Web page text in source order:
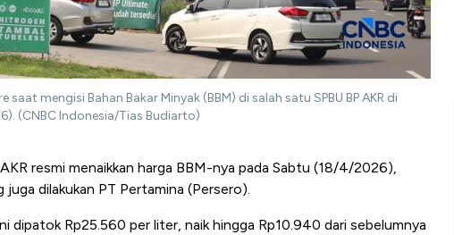
mengisi Bahan Bakar Minyak (BBM) di salah satu SPBU BP AKR di
(CNBC Indonesia/Tias Budiarto)
resmi menaikkan harga BBM-nya pada Sabtu (18/4/2026),
dilakukan PT Pertamina (Persero).
dipatok Rp25.560 per liter, naik hingga Rp10.940 dari sebelumnya